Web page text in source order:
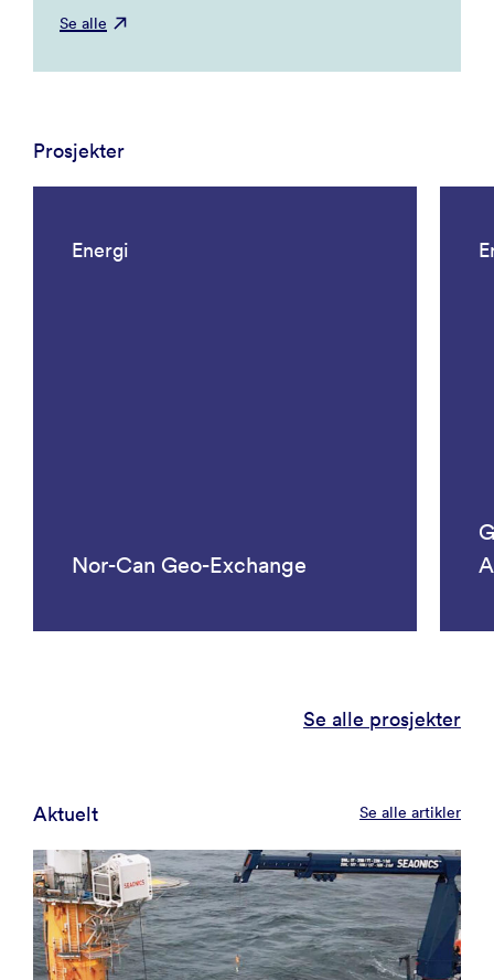
Se alle
Prosjekter
Energi
Nor-Can Geo-Exchange
Se alle prosjekter
Aktuelt Se alle artikler